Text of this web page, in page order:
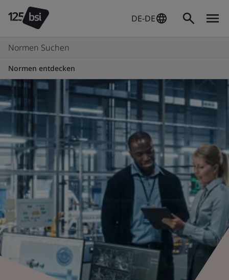
DE-DE
Normen Suchen
Normen entdecken